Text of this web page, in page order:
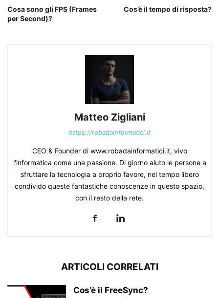
Cosa sono gli FPS (Frames
per Second)?
Cos’è il tempo di risposta?
Matteo Zigliani
https://robadainformatici.it
CEO & Founder di www.robadainformatici.it, vivo
l'informatica come una passione. Di giorno aiuto le persone a
sfruttare la tecnologia a proprio favore, nel tempo libero
condivido queste fantastiche conoscenze in questo spazio,
con il resto della rete.
ARTICOLI CORRELATI
Cos’è il FreeSync?